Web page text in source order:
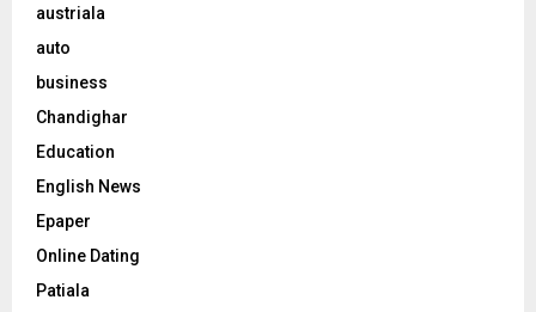
austriala
auto
business
Chandighar
Education
English News
Epaper
Online Dating
Patiala